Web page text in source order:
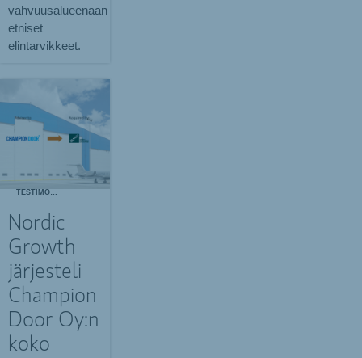
vahvuusalueenaan
etniset
elintarvikkeet.
Nordic
Growth
järjesteli
Champion
Door Oy:n
koko